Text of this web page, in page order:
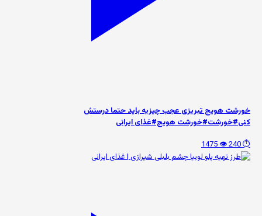
خورشت هویج تبریزی عجب چیزیه باید حتما درستش
کنی#خورشت#خورشت هویج#غذای ایرانی
⏱️ 240
👁️ 1475